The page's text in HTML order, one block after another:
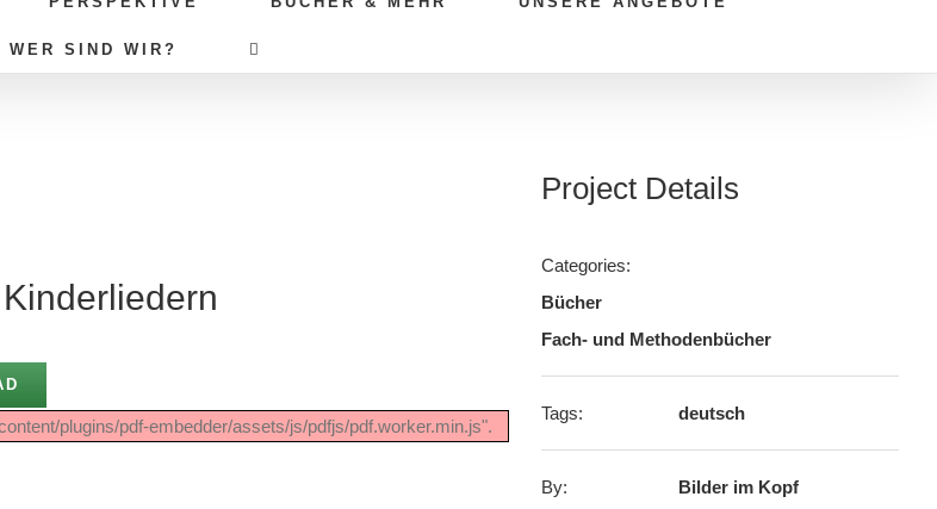
WER SIND WIR?
plugins/pdf-embedder/assets/js/pdfjs/pdf.worker.min.js".
Project Details
Categories:
Bücher
Fach- und Methodenbücher
Tags: deutsch
By: Bilder im Kopf